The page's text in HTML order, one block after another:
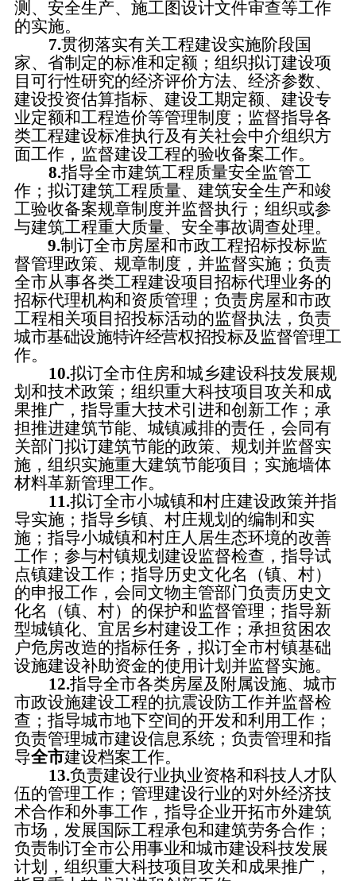
测、安全生产、施工图设计文件审查等工作
的实施。
7.贯彻落实有关工程建设实施阶段国
家、省制定的标准和定额；组织拟订建设项
目可行性研究的经济评价方法、经济参数、
建设投资估算指标、建设工期定额、建设专
业定额和工程造价等管理制度；监督指导各
类工程建设标准执行及有关社会中介组织方
面工作，监督建设工程的验收备案工作。
8.指导全市建筑工程质量安全监管工
作；拟订建筑工程质量、建筑安全生产和竣
工验收备案规章制度并监督执行；组织或参
与建筑工程重大质量、安全事故调查处理。
9.制订全市房屋和市政工程招标投标监
督管理政策、规章制度，并监督实施；负责
全市从事各类工程建设项目招标代理业务的
招标代理机构和资质管理；负责房屋和市政
工程相关项目招投标活动的监督执法， 负责
城市基础设施特许经营权招投标及监督管理工
作。
10.拟订全市住房和城乡建设科技发展规
划和技术政策；组织重大科技项目攻关和成
果推广，指导重大技术引进和创新工作；承
担推进建筑节能、城镇减排的责任，会同有
关部门拟订建筑节能的政策、规划并监督实
施，组织实施重大建筑节能项目；实施墙体
材料革新管理工作。
11.拟订全市小城镇和村庄建设政策并指
导实施；指导乡镇、村庄规划的编制和实
施；指导小城镇和村庄人居生态环境的改善
工作；参与村镇规划建设监督检查，指导试
点镇建设工作；指导历史文化名（镇、村）
的申报工作，会同文物主管部门负责历史文
化名（镇、村）的保护和监督管理；指导新
型城镇化、宜居乡村建设工作；承担贫困农
户危房改造的指标任务，拟订全市村镇基础
设施建设补助资金的使用计划并监督实施。
12.指导全市各类房屋及附属设施、城市
市政设施建设工程的抗震设防工作并监督检
查；指导城市地下空间的开发和利用工作；
负责管理城市建设信息系统；负责管理和指
导全市建设档案工作。
13.负责建设行业执业资格和科技人才队
伍的管理工作；管理建设行业的对外经济技
术合作和外事工作，指导企业开拓市外建筑
市场，发展国际工程承包和建筑劳务合作；
负责制订全市公用事业和城市建设科技发展
计划，组织重大科技项目攻关和成果推广，